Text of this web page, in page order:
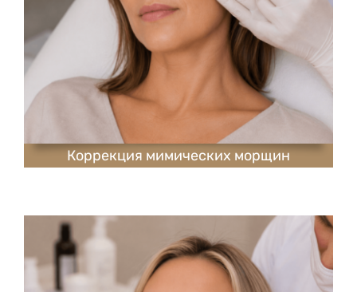
Коррекция мимических морщин